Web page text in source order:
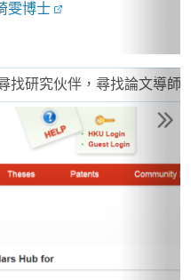
雯博士
找研究伙伴，尋找論文導